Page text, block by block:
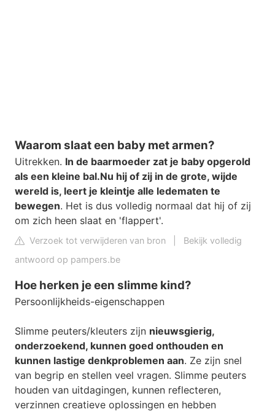
Waarom slaat een baby met armen?
Uitrekken. In de baarmoeder zat je baby opgerold
als een kleine bal.Nu hij of zij in de grote, wijde
wereld is, leert je kleintje alle ledematen te
bewegen. Het is dus volledig normaal dat hij of zij
om zich heen slaat en 'flappert'.
Verzoek tot verwijderen van bron
Bekijk volledig
antwoord op pampers.be
Hoe herken je een slimme kind?
Persoonlijkheids-eigenschappen
Slimme peuters/kleuters zijn nieuwsgierig,
onderzoekend, kunnen goed onthouden en
kunnen lastige denkproblemen aan. Ze zijn snel
van begrip en stellen veel vragen. Slimme peuters
houden van uitdagingen, kunnen reflecteren,
verzinnen creatieve oplossingen en hebben